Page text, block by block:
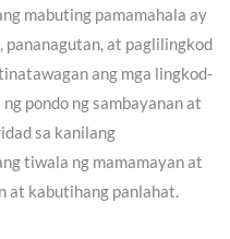
mabuting pamamahala ay
pananagutan, at paglilingkod
ang mga lingkod-
pondo ng sambayanan at
sa kanilang
tiwala ng mamamayan at
at kabutihang panlahat.